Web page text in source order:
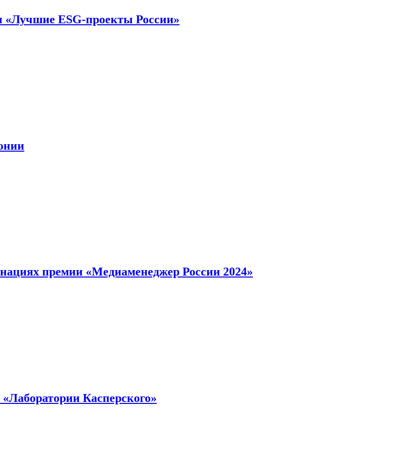
«Лучшие ESG-проекты России»
премии «Медиаменеджер России 2024»
Касперского»